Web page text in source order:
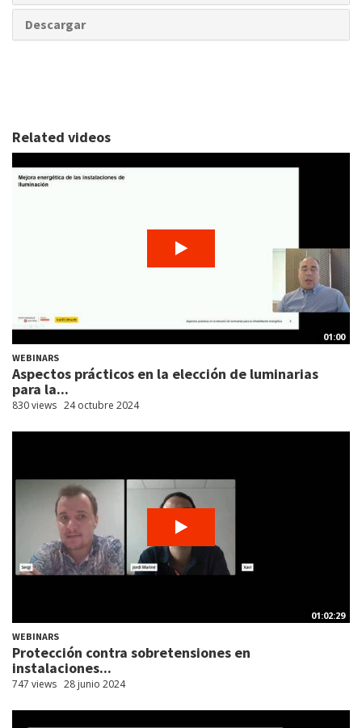
Descargar
Related videos
01:00
WEBINARS
Aspectos prácticos en la elección de luminarias
para la...
830 views 24 octubre 2024
01:02:29
WEBINARS
Protección contra sobretensiones en
instalaciones...
747 views 28 junio 2024